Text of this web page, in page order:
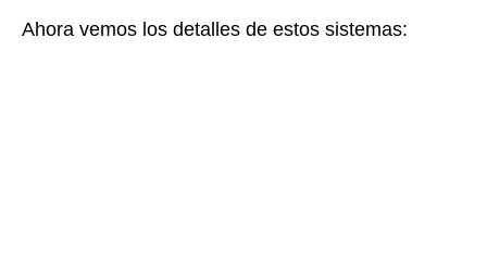
Ahora vemos los detalles de estos sistemas: